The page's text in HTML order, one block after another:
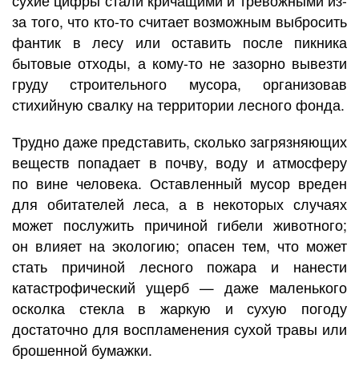
за того, что кто-то считает возможным выбросить
фантик в лесу или оставить после пикника
бытовые отходы, а кому-то не зазорно вывезти
груду строительного мусора, организовав
стихийную свалку на территории лесного фонда.
Трудно даже представить, сколько загрязняющих
веществ попадает в почву, воду и атмосферу
по вине человека. Оставленный мусор вреден
для обитателей леса, а в некоторых случаях
может послужить причиной гибели животного;
он влияет на экологию; опасен тем, что может
стать причиной лесного пожара и нанести
катастрофический ущерб — даже маленького
осколка стекла в жаркую и сухую погоду
достаточно для воспламенения сухой травы или
брошенной бумажки.